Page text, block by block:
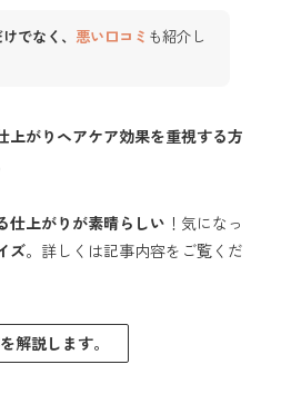
でなく、 悪い口コミ も紹介し
上がりヘアケア効果を重視する方
仕上がりが素晴らしい ！気になっ
ズ。詳しくは記事内容をご覧くだ
解説します。